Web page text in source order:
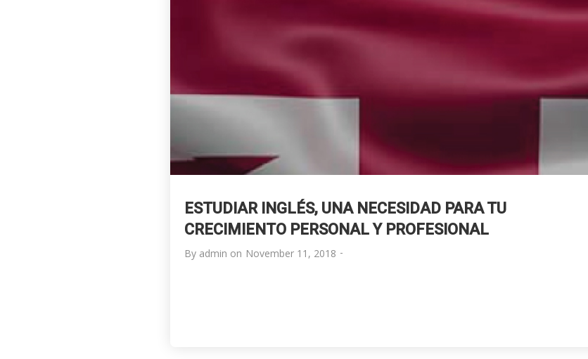
ESTUDIAR INGLÉS, UNA NECESIDAD PARA TU
CRECIMIENTO PERSONAL Y PROFESIONAL
By admin on November 11, 2018 -